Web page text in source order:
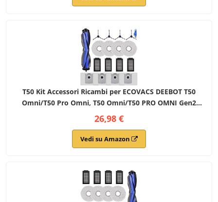
T50 Kit Accessori Ricambi per ECOVACS DEEBOT T50
Omni/T50 Pro Omni, T50 Omni/T50 PRO OMNI Gen2
Robot Aspirapolvere, 1 Spazzola Principale, 4 Filtri, 4
Spazzole Laterali, 4 Panni Mop, 4 Sacchetti
26,98 €
Vedi su Amazon